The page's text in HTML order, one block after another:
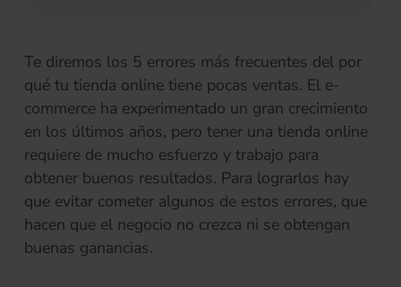
Te diremos los 5 errores más frecuentes del por
qué tu tienda online tiene pocas ventas. El e-
commerce ha experimentado un gran crecimiento
en los últimos años, pero tener una tienda online
requiere de mucho esfuerzo y trabajo para
obtener buenos resultados. Para lograrlos hay
que evitar cometer algunos de estos errores, que
hacen que el negocio no crezca ni se obtengan
buenas ganancias.